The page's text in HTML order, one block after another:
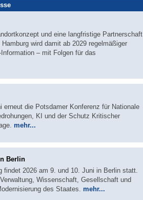
und eine langfristige Partnerschaft
wird damit ab 2029 regelmäßiger
– mit Folgen für das
die Potsdamer Konferenz für Nationale
KI und der Schutz Kritischer
mehr...
Berlin
findet 2026 am 9. und 10. Juni in Berlin statt.
Wissenschaft, Gesellschaft und
des Staates. mehr...